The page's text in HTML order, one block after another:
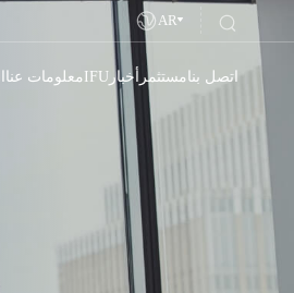
AR
معلومات عنا IFU أخبار مستثمر اتصل بنا